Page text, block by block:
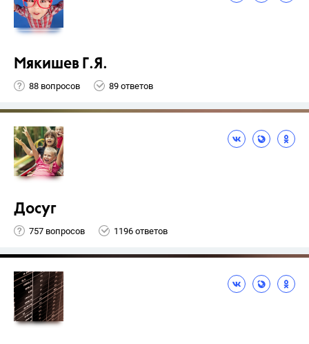
Мякишев Г.Я.
88 вопросов 89 ответов
Досуг
757 вопросов 1196 ответов